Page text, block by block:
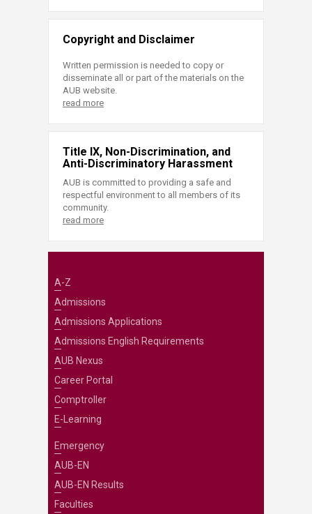
Copyright and Disclaimer
Written permission is needed to copy or
disseminate all or part of the materials on the
AUB website.
read more
Title IX, Non-Discrimination, and
Anti-Discriminatory Harassment
AUB is committed to providing a safe and
respectful environment to all members of its
community.
read more
A-Z
Admissions
Admissions Applications
Admissions English Requirements
AUB Nexus
Career Portal
Comptroller
E-Learning
Emergency
AUB-EN
AUB-EN Results
Faculties